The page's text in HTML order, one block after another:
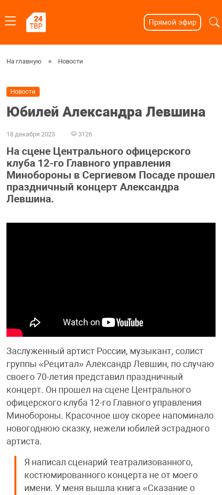
Прямой эфир
На главную Новости
Новости
Юбилей Александра Левшина
18 декабря 2023 3126
На сцене Центрального офицерского
клуба 12-го Главного управления
Минобороны в Сергиевом Посаде прошел
праздничный концерт Александра
Левшина.
Заслуженный артист России, музыкант, солист
группы «Рецитал» Александр Левшин, по случаю
своего 70-летия представил праздничный
концерт. Он прошел на сцене Центрального
офицерского клуба 12-го Главного управления
Минобороны. Красочное шоу скорее напоминало
новогоднюю сказку, нежели юбилей эстрадного
артиста.
Я написал сценарий театрализованного,
костюмированного концерта не от моего
имени. У меня вышла книга «Сказание о